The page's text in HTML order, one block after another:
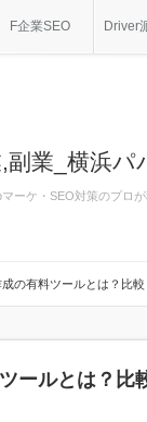
F企業SEO Driver
副業_横浜パ
ーケ・SEO対策のプ
の有料ツールとは？比
ールとは？比